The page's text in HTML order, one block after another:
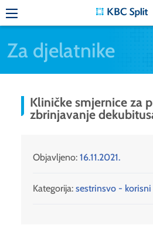
Za djelatnike
Kliničke smjernice za
zbrinjavanje
Objavljeno: 16.11.2021.
Kategorija: sestrinsvo -